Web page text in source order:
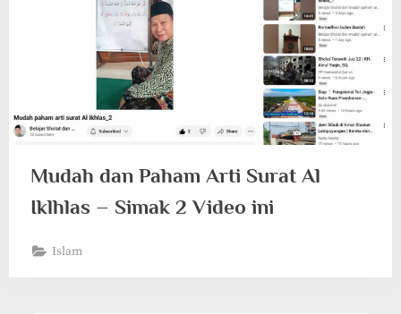
Mudah dan Paham Arti Surat Al
Iklhlas – Simak 2 Video ini
Islam